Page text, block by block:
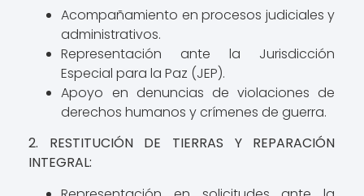
Acompañamiento en procesos judiciales y
administrativos.
Representación ante la Jurisdicción
Especial para la Paz (JEP).
Apoyo en denuncias de violaciones de
derechos humanos y crímenes de guerra.
2. RESTITUCIÓN DE TIERRAS Y REPARACIÓN
INTEGRAL: